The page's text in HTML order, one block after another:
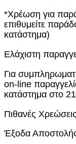
*Χρέωση για
επιθυμείτε
κατάστημα)
Ελάχιστη
Για
on-line
κατάστημα στο
Πιθανές
Έξοδα